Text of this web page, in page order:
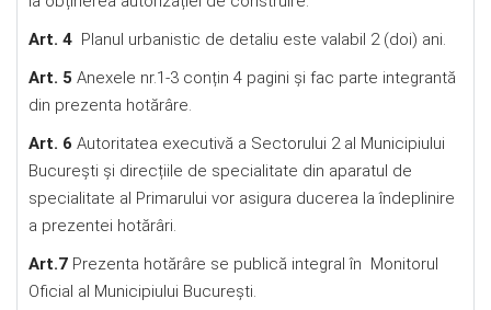
Art. 4 Planul urbanistic de detaliu este valabil 2 (doi) ani.
Art. 5 Anexele nr.1-3 conțin 4 pagini și fac parte integrantă
din prezenta hotărâre.
Art. 6 Autoritatea executivă a Sectorului 2 al Municipiului
București și direcțiile de specialitate din aparatul de
specialitate al Primarului vor asigura ducerea la îndeplinire
a prezentei hotărâri.
Art.7 Prezenta hotărâre se publică integral în Monitorul
Oficial al Municipiului Bucureşti.